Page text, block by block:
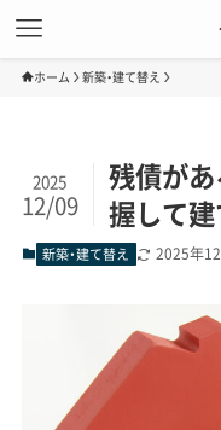
ホーム 新築・建て替え
残債が
握して
2025
12/09
新築・建て替え 2025年